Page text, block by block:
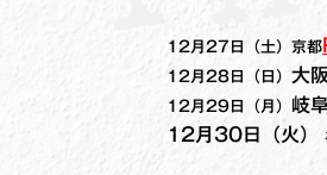
12月27日（土）京都
12月28日（日）大
12月29日（月） 岐
12月30日（火）